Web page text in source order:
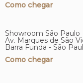
Como chegar
Showroom São Paulo
Av. Marques de São
Barra Funda - São
Como chegar